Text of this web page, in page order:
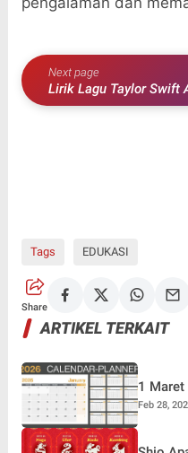
Next page
Lirik Lagu Taylor Swift
Makna
Tags EDUKASI
Share
ARTIKEL TERKAIT
1 Maret
Feb 28,